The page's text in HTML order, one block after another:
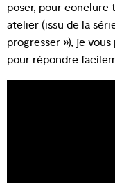
poser, pour conclure
atelier (issu de la
progresser »), je
pour répondre